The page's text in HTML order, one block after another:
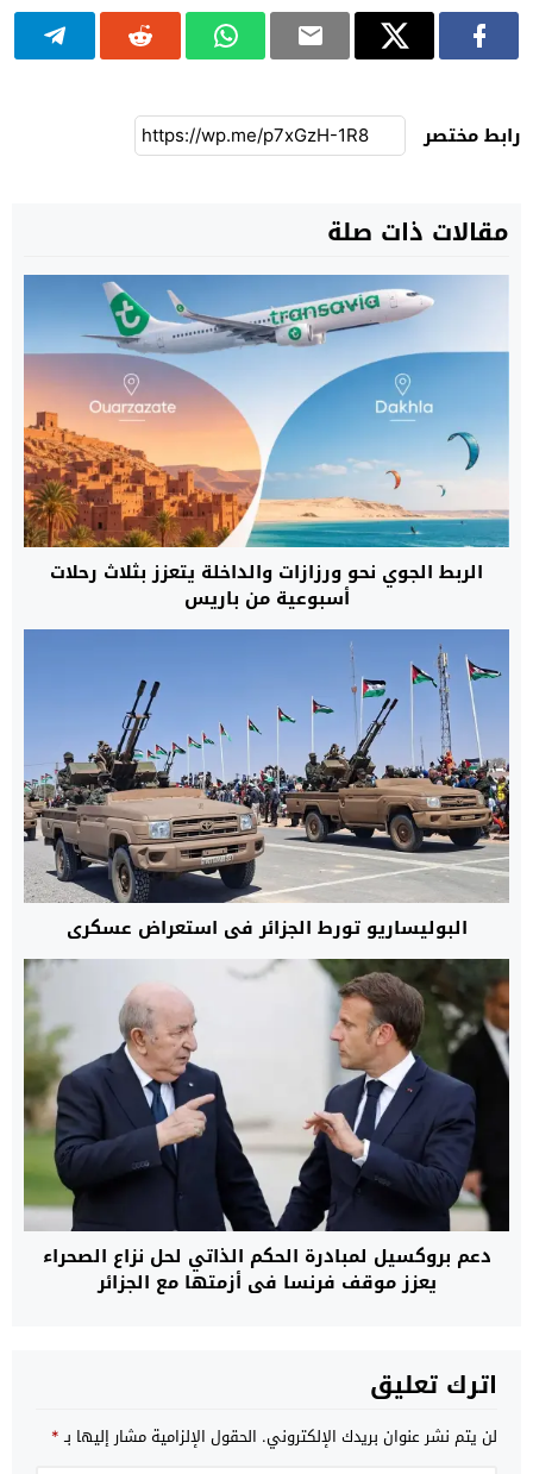
رابط مختصر
مقالات ذات صلة
الربط الجوي نحو ورزازات والداخلة يتعزز بثلاث رحلات
أسبوعية من باريس
البوليساريو تورط الجزائر في استعراض عسكري
دعم بروكسيل لمبادرة الحكم الذاتي لحل نزاع الصحراء
يعزز موقف فرنسا في أزمتها مع الجزائر
اترك تعليق
لن يتم نشر عنوان بريدك الإلكتروني. الحقول الإلزامية مشار إليها بـ*